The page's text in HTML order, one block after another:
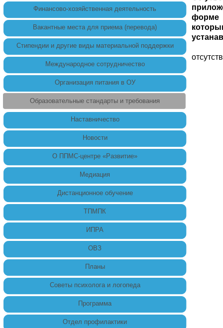
Финансово-хозяйственная деятельность
Вакантные места для приема (перевода)
Стипендии и другие виды материальной поддержки
Международное сотрудничество
Организация питания в ОУ
Образовательные стандарты и требования
Наставничество
Новости
О ППМС-центре «Развитие»
Медиация
Дистанционное обучение
ТПМПК
ИПРА
ОВЗ
Планы
Советы психолога и логопеда
Программа
Отдел профилактики
форме